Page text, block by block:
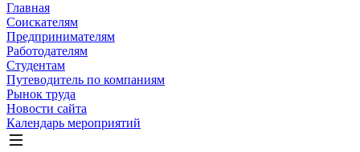
Главная
Соискателям
Предпринимателям
Работодателям
Студентам
Путеводитель по компаниям
Рынок труда
Новости сайта
Календарь мероприятий